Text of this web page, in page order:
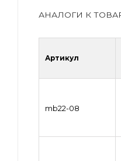
АНАЛОГИ К
Артикул
mb22-08